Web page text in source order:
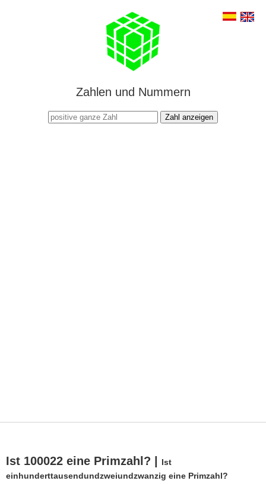
Zahlen und Nummern
Zahl anzeigen
Ist 100022 eine Primzahl? |
Ist
einhunderttausendundzweiundzwanzig eine Primzahl?